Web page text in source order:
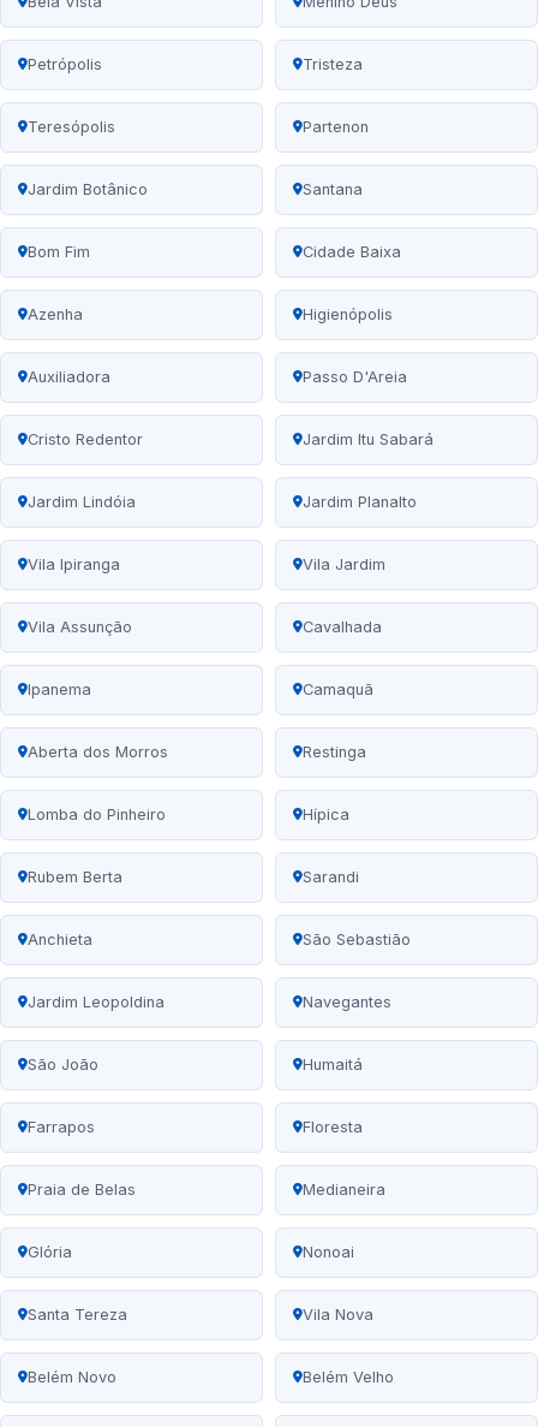
Petrópolis Tristeza
Teresópolis Partenon
Jardim Botânico Santana
Bom Fim Cidade Baixa
Azenha Higienópolis
Auxiliadora Passo D'Areia
Cristo Redentor Jardim Itu Sabará
Jardim Lindóia Jardim Planalto
Vila Ipiranga Vila Jardim
Vila Assunção Cavalhada
Ipanema Camaquã
Aberta dos Morros Restinga
Lomba do Pinheiro Hípica
Rubem Berta Sarandi
Anchieta São Sebastião
Jardim Leopoldina Navegantes
São João Humaitá
Farrapos Floresta
Praia de Belas Medianeira
Glória Nonoai
Santa Tereza Vila Nova
Belém Novo Belém Velho